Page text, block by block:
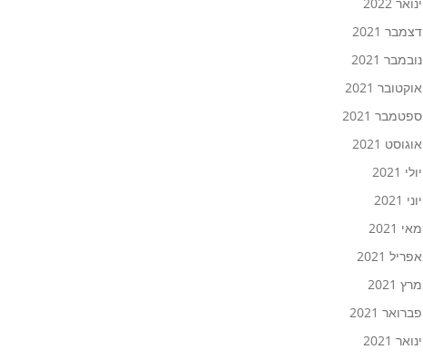
דצמבר 2021
נובמבר 2021
אוקטובר 2021
ספטמבר 2021
אוגוסט 2021
יולי 2021
יוני 2021
מאי 2021
אפריל 2021
מרץ 2021
פברואר 2021
ינואר 2021